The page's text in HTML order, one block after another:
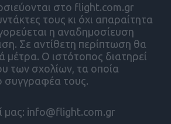
στο flight.com.gr
τους κι όχι απαραίτητα
η αναδημοσίευση
Σε αντίθετη περίπτωση θα
μέτρα. Ο ιστότοπος διατηρεί
των σχολίων, τα οποία
συγγραφέα τους.
μας: info@flight.com.gr